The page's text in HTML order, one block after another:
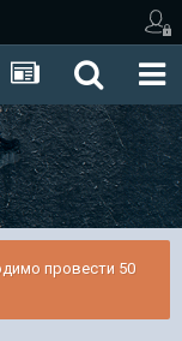
провести 50